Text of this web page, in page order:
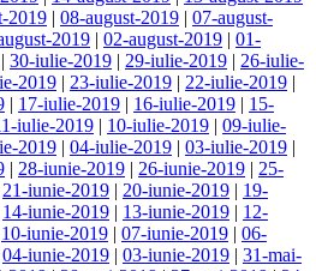
2019 | 08-august-2019 | 07-august-
2019 | 02-august-2019 | 01-
| 30-iulie-2019 | 29-iulie-2019 | 26-iulie-
2019 | 23-iulie-2019 | 22-iulie-2019 |
| 17-iulie-2019 | 16-iulie-2019 | 15-
iulie-2019 | 10-iulie-2019 | 09-iulie-
2019 | 04-iulie-2019 | 03-iulie-2019 |
| 28-iunie-2019 | 26-iunie-2019 | 25-
21-iunie-2019 | 20-iunie-2019 | 19-
14-iunie-2019 | 13-iunie-2019 | 12-
10-iunie-2019 | 07-iunie-2019 | 06-
04-iunie-2019 | 03-iunie-2019 | 31-mai-